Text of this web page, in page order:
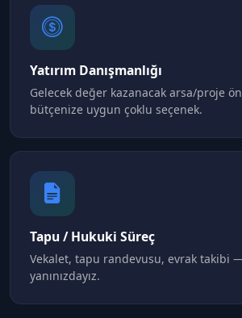
Yatırım Danışmanlığı
Gelecek değer kazanacak arsa/proje
bütçenize uygun çoklu seçenek.
Tapu / Hukuki Süreç
Vekalet, tapu randevusu, evrak takibi
yanınızdayız.